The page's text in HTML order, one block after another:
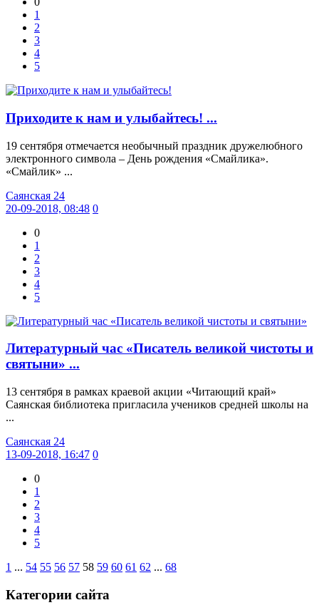
1
2
3
4
5
Приходите к нам и улыбайтесь! ...
19 сентября отмечается необычный праздник дружелюбного
электронного символа – День рождения «Смайлика».
«Смайлик» ...
Саянская 24
20-09-2018, 08:48 0
0
1
2
3
4
5
Литературный час «Писатель великой чистоты и
святыни» ...
13 сентября в рамках краевой акции «Читающий край»
Саянская библиотека пригласила учеников средней школы на
...
Саянская 24
13-09-2018, 16:47 0
0
1
2
3
4
5
1 ... 54 55 56 57 58 59 60 61 62 ... 68
Категории сайта